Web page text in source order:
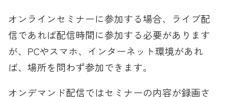
オンラインセミナーに参加する場合、ライブ配
信であれば配信時間に参加する必要があります
が、PCやスマホ、インターネット環境があれ
ば、場所を問わず参加できます。
オンデマンド配信ではセミナーの内容が録画さ